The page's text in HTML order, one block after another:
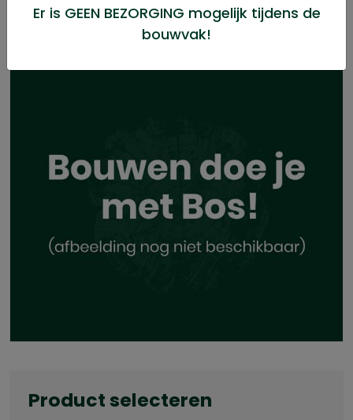
Boerenklinkstel compl.blank verz.
Product selecteren
Er is GEEN BEZORGING mogelijk tijdens de
bouwvak!